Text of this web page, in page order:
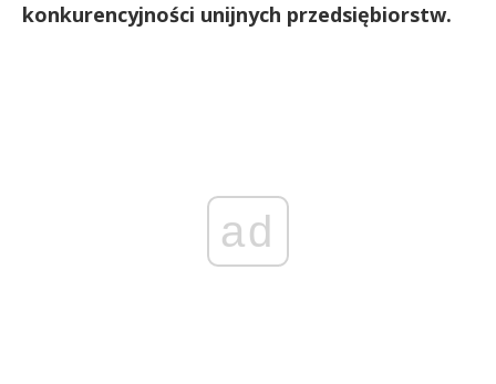
konkurencyjności unijnych przedsiębiorstw.
ad